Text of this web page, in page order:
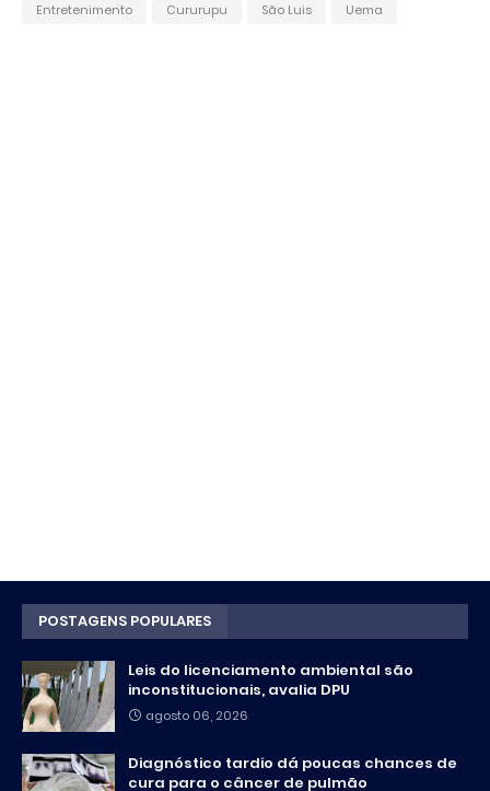
Entretenimento
Cururupu São Luis Uema
POSTAGENS POPULARES
Leis do licenciamento ambiental são
inconstitucionais, avalia DPU
agosto 06, 2026
Diagnóstico tardio dá poucas chances de
cura para o câncer de pulmão